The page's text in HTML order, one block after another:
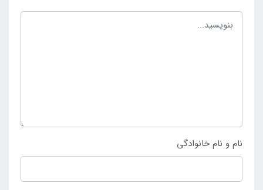
های پاییز و زمستان را نیز دارد تا در زمان بارندگی و
رطوبت نیز استفاده شود و دچار زنگ زدگی نیز نشود. با این
نام و نام خانوادگی